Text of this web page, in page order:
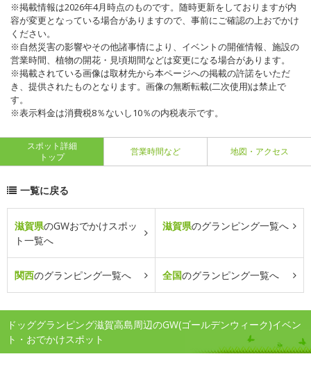
※掲載情報は2026年4月時点のものです。随時更新をしておりますが内
容が変更となっている場合がありますので、事前にご確認の上おでかけ
ください。
※自然災害の影響やその他諸事情により、イベントの開催情報、施設の
営業時間、植物の開花・見頃期間などは変更になる場合があります。
※掲載されている画像は取材先から本ページへの掲載の許諾をいただ
き、提供されたものとなります。画像の無断転載(二次使用)は禁止で
す。
※表示料金は消費税8％ないし10％の内税表示です。
スポット詳細
トップ
営業時間など 地図・アクセス
一覧に戻る
滋賀県のGWおでかけスポッ
ト一覧へ
滋賀県のグランピング一覧へ
関西のグランピング一覧へ 全国のグランピング一覧へ
ドッググランピング滋賀高島周辺のGW(ゴールデンウィーク)イベン
ト・おでかけスポット